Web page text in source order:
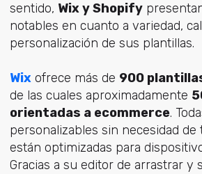
sentido, Wix y Shopify
notables en cuanto a variedad,
personalización de sus plantillas.
Wixofrece más de 900
de las cuales aproximadamente
orientadas a ecommerce.
personalizables sin necesidad de
están optimizadas para
Gracias a su editor de arrastrar y